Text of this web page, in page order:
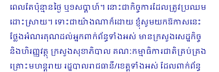
ពេលតែប៉ុន្មានថ្ងៃ ឬ១សប្ដាហ៍។ នោះជាកិច្ចការដែលត្រូវប្រឈម
ដោះស្រាយ។ ទោះ​ជាយ៉ាងណាក៏ដោយ ខ្ញុំសូមយកឱកាសនេះ
ថ្លែងអំណរគុណដល់អ្នកពាក់ព័ន្ធទាំងអស់ មានក្រសួងសេដ្ឋកិច្ច
និងហិរញ្ញ​វត្ថុ ក្រសួងសុខាភិបាល គណៈកម្មាធិការជាតិគ្រប់គ្រង
គ្រោះមហន្តរាយ រដ្ឋបាលរាជធានី/ខេត្តទាំងអស់ ដែលពាក់ព័ន្ធ